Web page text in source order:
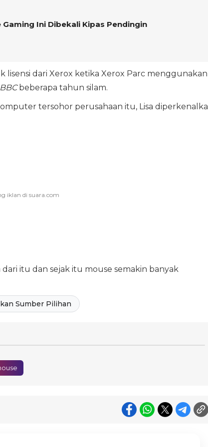
Ini Dibekali Kipas Pendingin
dari Xerox ketika Xerox Parc menggunakan
BBCbeberapa tahun silam.
tersohor perusahaan itu, Lisa
itu dan sejak itu mouse semakin banyak
Sumber Pilihan